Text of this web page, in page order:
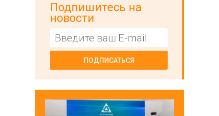
Подпишитесь на
новости
ПОДПИСАТЬСЯ